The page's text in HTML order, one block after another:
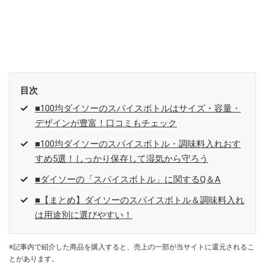
目次
■100均ダイソーのスパイスボトルはサイズ・容量・
デザインが豊富！口コミもチェック
■100均ダイソーのスパイスボトル・調味料入れおす
すめ5選！しっかり保存して湿気から守ろう
■ダイソーの「スパイスボトル」に関するQ＆A
■【まとめ】ダイソーのスパイスボトル＆調味料入れ
は用途別に選びやすい！
※記事内で紹介した商品を購入すると、売上の一部が当サイトに還元されるこ
とがあります。